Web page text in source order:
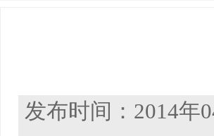
发布时间：2014